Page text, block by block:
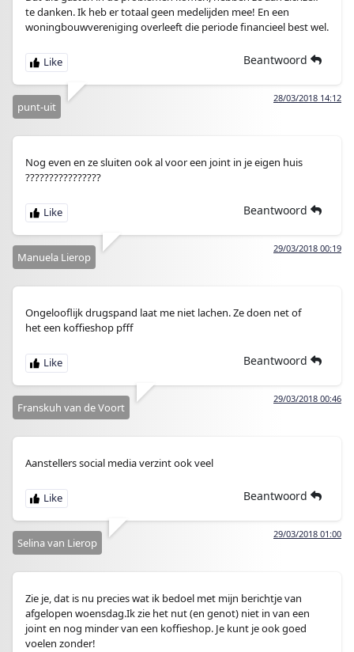
te danken. Ik heb er totaal geen medelijden mee! En een
woningbouwvereniging overleeft die periode financieel best wel.
Beantwoord
28/03/2018 14:12
punt-uit
Nog even en ze sluiten ook al voor een joint in je eigen huis
????????????????
Beantwoord
29/03/2018 00:19
Manuela Lierop
Ongelooflijk drugspand laat me niet lachen. Ze doen net of
het een koffieshop pfff
Beantwoord
29/03/2018 00:46
Franskuh van de Voort
Aanstellers social media verzint ook veel
Beantwoord
29/03/2018 01:00
Selina van Lierop
Zie je, dat is nu precies wat ik bedoel met mijn berichtje van
afgelopen woensdag.Ik zie het nut (en genot) niet in van een
joint en nog minder van een koffieshop. Je kunt je ook goed
voelen zonder!